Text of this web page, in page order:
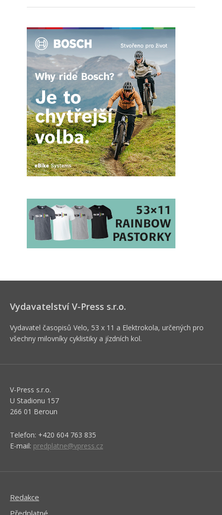
Vydavatelství V-Press s.r.o.
Vydavatel časopisů Velo, 53 x 11 a Elektrokola, určených pro
všechny milovníky cyklistiky a jízdních kol.
V-Press s.r.o.
U Stadionu 157
266 01 Beroun
Telefon: +420 604 763 835
E-mail: predplatne@vpress.cz
Redakce